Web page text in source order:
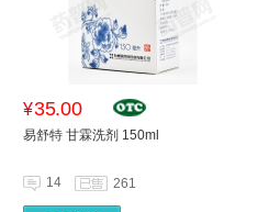
¥35.00
易舒特 甘霖洗剂 150ml
14 261